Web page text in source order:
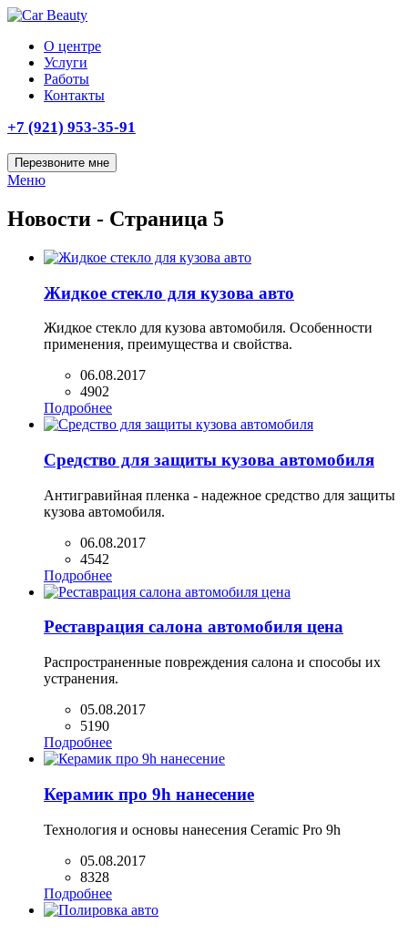
О центре
Услуги
Работы
Контакты
+7 (921) 953-35-91
Перезвоните мне
Меню
Новости - Страница 5
Жидкое стекло для кузова авто
Жидкое стекло для кузова автомобиля. Особенности
применения, преимущества и свойства.
06.08.2017
4902
Подробнее
Средство для защиты кузова автомобиля
Антигравийная пленка - надежное средство для защиты
кузова автомобиля.
06.08.2017
4542
Подробнее
Реставрация салона автомобиля цена
Распространенные повреждения салона и способы их
устранения.
05.08.2017
5190
Подробнее
Керамик про 9h нанесение
Технология и основы нанесения Ceramic Pro 9h
05.08.2017
8328
Подробнее